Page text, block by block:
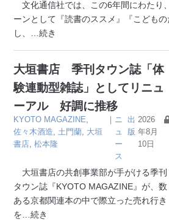
文化通信社では、この6年間にわたり
ーンとして『読書のススメ』『こども
し、
…続き
大垣書店 季刊タウン誌「体
験連動型雑誌」としてリニュ
ーアル 好調に推移
KYOTO MAGAZINE
佐々木酒造
土門蘭 大垣
書店 ,松本隆
｜ ニ
ュ
ー
ス
出
版
2026
年8月
10日
大垣書店の共創事業部が手がける季刊
タウン誌『KYOTO MAGAZINE』が、数
ある京都関連本の中で際立った売れ行き
を …続き